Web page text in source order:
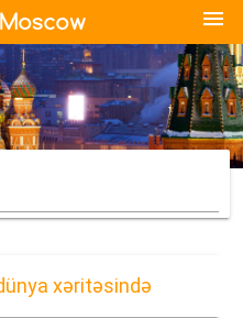
menu
xəritəsində